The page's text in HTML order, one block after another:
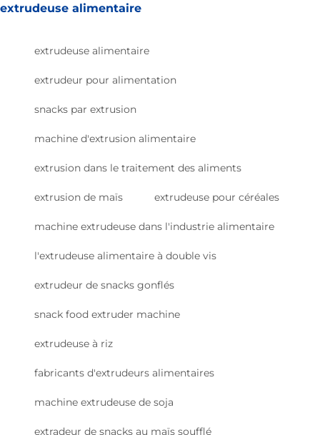
extrudeuse alimentaire
extrudeuse alimentaire
extrudeur pour alimentation
snacks par extrusion
machine d'extrusion alimentaire
extrusion dans le traitement des aliments
extrusion de maïs extrudeuse pour céréales
machine extrudeuse dans l'industrie alimentaire
l'extrudeuse alimentaire à double vis
extrudeur de snacks gonflés
snack food extruder machine
extrudeuse à riz
fabricants d'extrudeurs alimentaires
machine extrudeuse de soja
extradeur de snacks au maïs soufflé